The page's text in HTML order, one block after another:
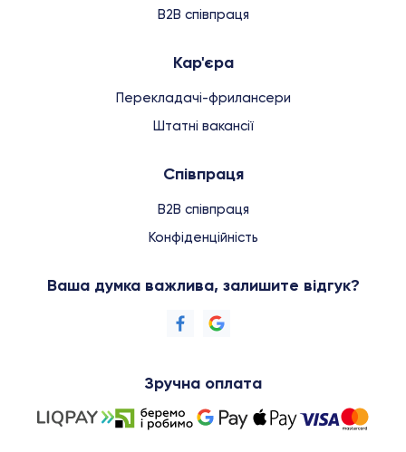
B2B співпраця
Кар'єра
Перекладачі-фрилансери
Штатні вакансії
Співпраця
B2B співпраця
Конфіденційність
Ваша думка важлива, залишите відгук?
Зручна оплата